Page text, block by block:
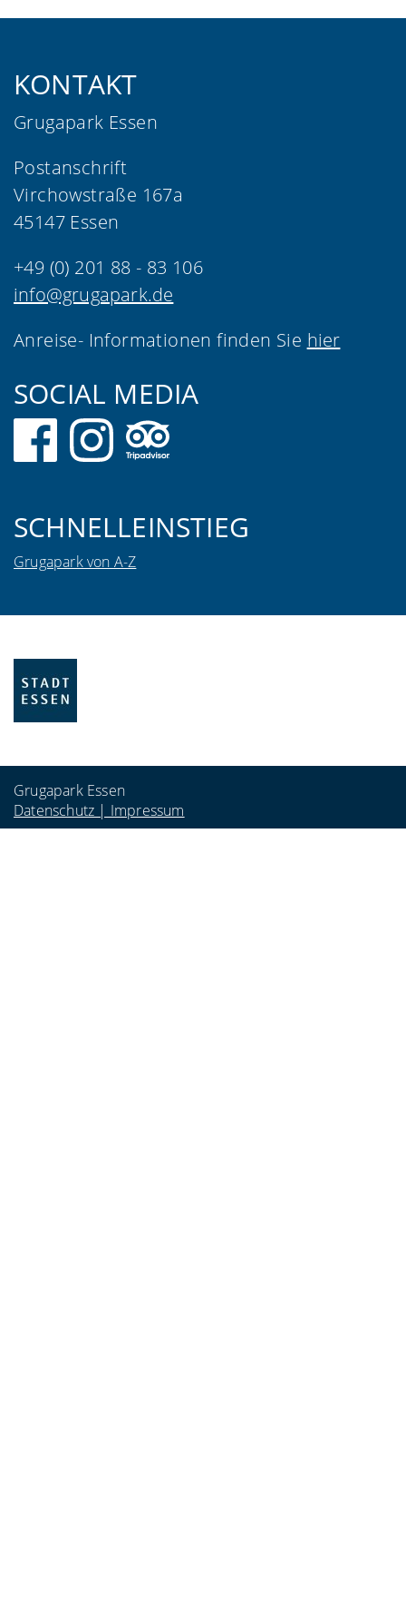
KONTAKT
Grugapark Essen
Postanschrift
Virchowstraße 167a
45147 Essen
+49 (0) 201 88 - 83 106
info@grugapark.de
Anreise- Informationen finden Sie hier
SOCIAL MEDIA
SCHNELLEINSTIEG
Grugapark von A-Z
Grugapark Essen
Datenschutz | Impressum